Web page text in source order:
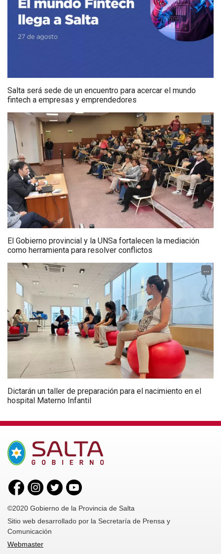
Salta será sede de un encuentro para acercar el mundo
fintech a empresas y emprendedores
...
El Gobierno provincial y la UNSa fortalecen la mediación
como herramienta para resolver conflictos
...
Dictarán un taller de preparación para el nacimiento en el
hospital Materno Infantil
©2020 Gobierno de la Provincia de Salta
Sitio web desarrollado por la Secretaría de Prensa y
Comunicación
Webmaster